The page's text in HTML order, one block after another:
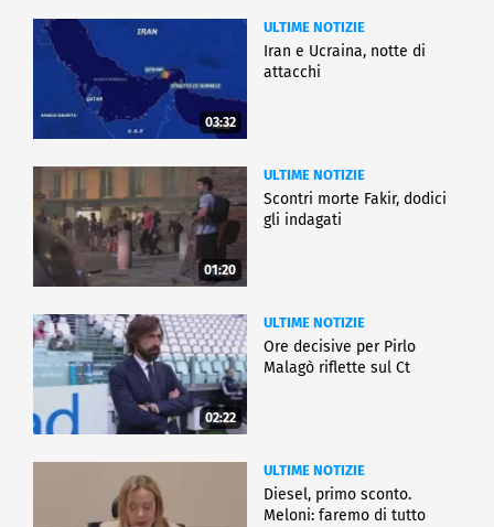
03:32
ULTIME NOTIZIE
Iran e Ucraina, notte di
attacchi
01:20
ULTIME NOTIZIE
Scontri morte Fakir, dodici
gli indagati
02:22
ULTIME NOTIZIE
Ore decisive per Pirlo
Malagò riflette sul Ct
ULTIME NOTIZIE
Diesel, primo sconto.
Meloni: faremo di tutto